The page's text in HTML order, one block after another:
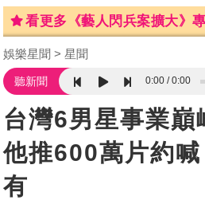
看更多《藝人閃兵案擴大》
娛樂星聞 星聞
聽新聞 0:00 0:00
台灣6男星事業巔
他推600萬片約
有